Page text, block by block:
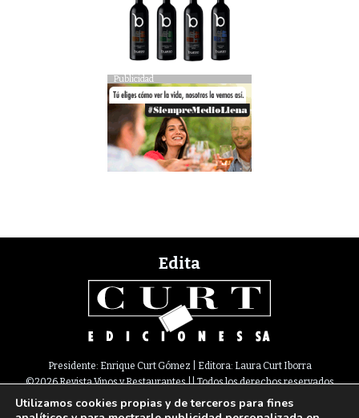
Publicidad
Edita
Presidente: Enrique Curt Gómez | Editora: Laura Curt Iborra
©2026 Revista Vinos y Restaurantes || Todos los derechos reservados
Newsletter Nota legal Política de Cookies Suscripción
Utilizamos cookies propias y de terceros para fines